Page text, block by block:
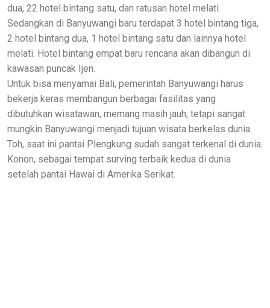
dua, 22 hotel bintang satu, dan ratusan hotel melati.
Sedangkan di Banyuwangi baru terdapat 3 hotel bintang tiga,
2 hotel bintang dua, 1 hotel bintang satu dan lainnya hotel
melati. Hotel bintang empat baru rencana akan dibangun di
kawasan puncak Ijen.
Untuk bisa menyamai Bali, pemerintah Banyuwangi harus
bekerja keras membangun berbagai fasilitas yang
dibutuhkan wisatawan, memang masih jauh, tetapi sangat
mungkin Banyuwangi menjadi tujuan wisata berkelas dunia.
Toh, saat ini pantai Plengkung sudah sangat terkenal di dunia.
Konon, sebagai tempat surving terbaik kedua di dunia
setelah pantai Hawai di Amerika Serikat.